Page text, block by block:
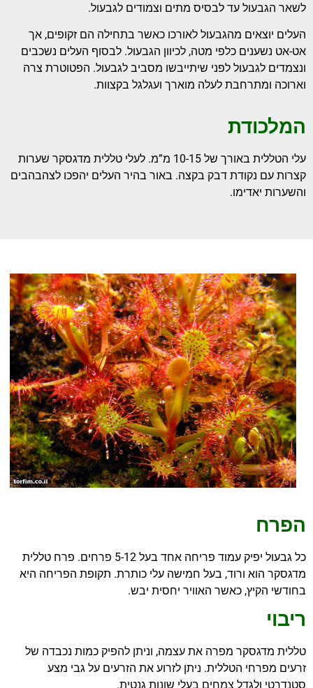
לשאר הגבעול עד לבסיס מתים וצמודים לגבעול.
העלים יוצאים מהגבעול לאורכו כאשר בתחילה הם זקופים, אך
אט-אט נשענים כלפי מטה, לכיוון הגבעול. לבסוף העלים נשכבים
ונצמדים לגבעול לפני שיתייבשו מסביב לגבעול. הפטוטרת צרה
וארוכה ומתרחבת לעלה מוארך ועגלגל בקצוות.
המלכודת
עלי הטללית באורך של 10-15 מ”מ. לעלי טללית מדגסקר שערות
קצרות עם נקודת דבק בקצה. באור בהיר העלים יהפכו לצהבהבים
והשערות יאדימו.
הפרח
כל גבעול יפיק עמוד פריחה אחד בעל 5-12 פרחים. פרח טללית
מדגסקר הוא ורוד, בעל חמישה עלי כותרת. תקופת הפריחה היא
בחודשי הקיץ, כאשר האוויר יחסית יבש.
ריבוי
טללית מדגסקר מפרה את עצמה, וניתן להפיק כמות נכבדה של
זרעים מפרחי הטללית. ניתן לזרוע את הזרעים על גבי מצע
סטנדרטי ולגדל צמחים בעלי שונות גנטית.